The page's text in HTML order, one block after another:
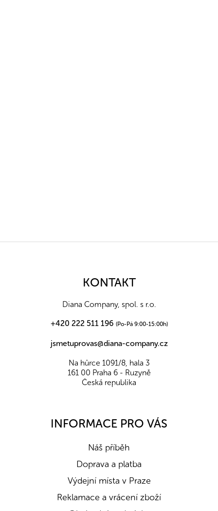
KONTAKT
Diana Company, spol. s r.o.
+420 222 511 196 (Po-Pá 9:00-15:00h)
jsmetuprovas@diana-company.cz
Na hůrce 1091/8, hala 3
161 00 Praha 6 - Ruzyně
Česká republika
INFORMACE PRO VÁS
Náš příběh
Doprava a platba
Výdejní místa v Praze
Reklamace a vrácení zboží